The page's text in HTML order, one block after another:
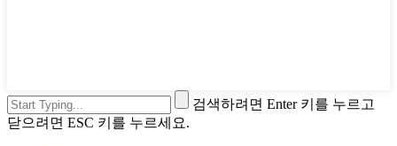
검색하려면 Enter 키를 누르고
닫으려면 ESC 키를 누르세요.